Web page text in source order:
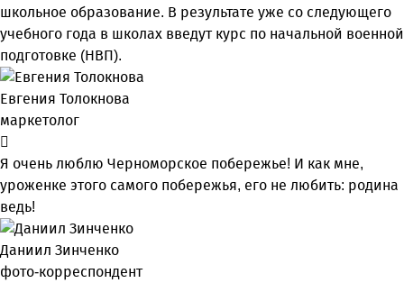
школьное образование. В результате уже со следующего
учебного года в школах введут курс по начальной военной
подготовке (НВП).
Евгения Толокнова
маркетолог
Я очень люблю Черноморское побережье! И как мне,
уроженке этого самого побережья, его не любить: родина
ведь!
Даниил Зинченко
фото-корреспондент